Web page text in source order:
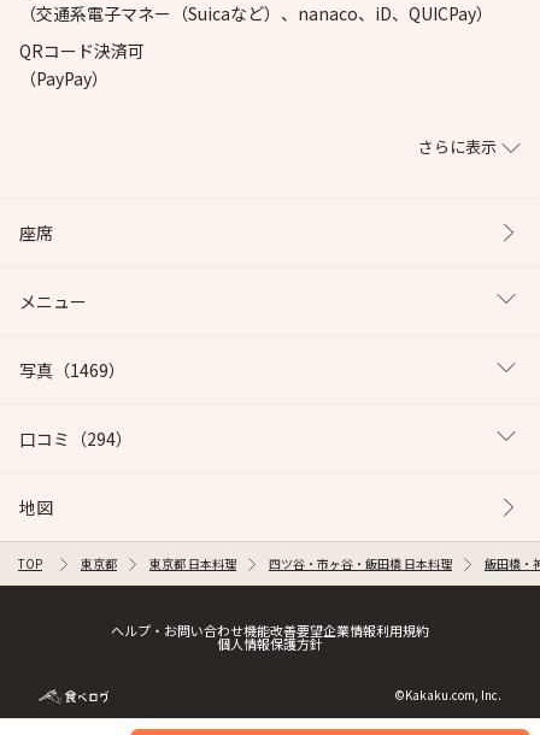
（交通系電子マネー（Suicaなど）、nanaco、iD、QUICPay）
QRコード決済可
（PayPay）
さらに表示
座席
メニュー
写真 （1469）
口コミ （294）
地図
TOP 東京都 東京都 日本料理 四ツ谷・市ヶ谷・飯田橋 日本料理 飯田橋・
ヘルプ・お問い合わせ機能改善要望企業情報利用規約
個人情報保護方針
©Kakaku.com, Inc.